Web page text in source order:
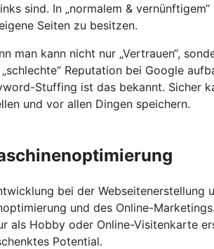
sind. In „normalem & vernünftigem“
Seiten zu besitzen.
man kann nicht nur „Vertrauen“,
Reputation bei Google
Stuffing ist das bekannt. Sicher
und vor allen Dingen speichern.
bei der Webseitenerstellung
und des Online-
als Hobby oder Online-Visitenkarte
Potential.